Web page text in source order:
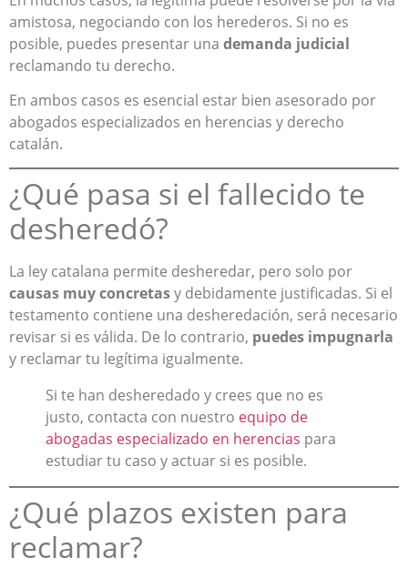
amistosa, negociando con los herederos. Si no es
posible, puedes presentar una demanda judicial
reclamando tu derecho.
En ambos casos es esencial estar bien asesorado por
abogados especializados en herencias y derecho
catalán.
¿Qué pasa si el fallecido te
desheredó?
La ley catalana permite desheredar, pero solo por
causas muy concretasy debidamente justificadas. Si el
testamento contiene una desheredación, será necesario
revisar si es válida. De lo contrario, puedes impugnarla
y reclamar tu legítima igualmente.
Si te han desheredado y crees que no es
justo, contacta con nuestro equipo de
abogadas especializado en herencias para
estudiar tu caso y actuar si es posible.
¿Qué plazos existen para
reclamar?